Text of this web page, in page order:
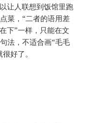
让人联想到饭馆里跑
菜，“二者的语用差
下”一样，只能在文
法，不适合画“毛毛
好了。